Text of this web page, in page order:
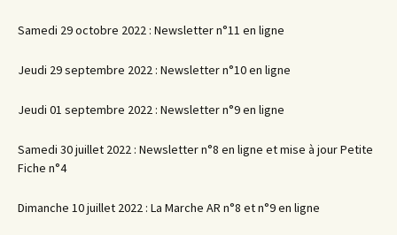
Samedi 29 octobre 2022 : Newsletter n°11 en ligne
Jeudi 29 septembre 2022 : Newsletter n°10 en ligne
Jeudi 01 septembre 2022 : Newsletter n°9 en ligne
Samedi 30 juillet 2022 : Newsletter n°8 en ligne et mise à jour Petite
Fiche n°4
Dimanche 10 juillet 2022 : La Marche AR n°8 et n°9 en ligne